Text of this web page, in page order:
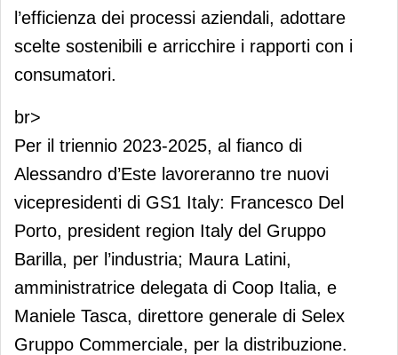
l’efficienza dei processi aziendali, adottare
scelte sostenibili e arricchire i rapporti con i
consumatori.
br>
Per il triennio 2023-2025, al fianco di
Alessandro d’Este lavoreranno tre nuovi
vicepresidenti di GS1 Italy: Francesco Del
Porto, president region Italy del Gruppo
Barilla, per l’industria; Maura Latini,
amministratrice delegata di Coop Italia, e
Maniele Tasca, direttore generale di Selex
Gruppo Commerciale, per la distribuzione.